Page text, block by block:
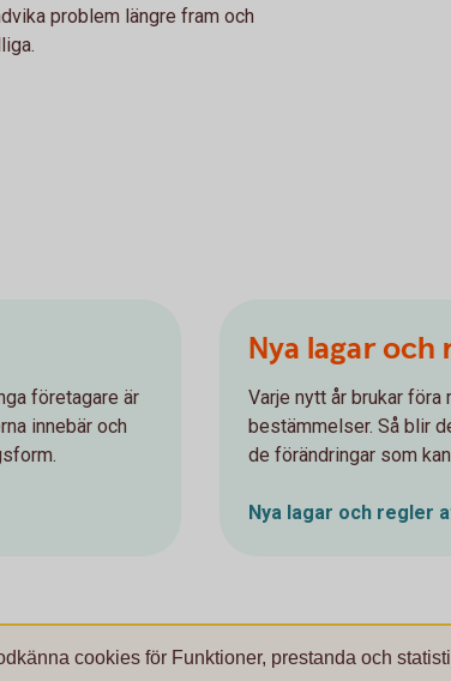
problem längre fram och
företagare är
innebär och
Nya lagar och
Varje nytt år brukar föra
bestämmelser. Så blir
de förändringar som
Nya lagar och regler
cookies för Funktioner, prestanda och